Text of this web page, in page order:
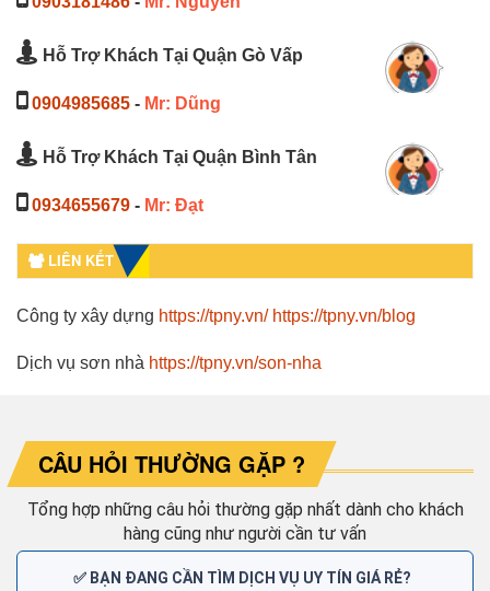
Hỗ Trợ Khách Tại Quận Gò Vấp
0904985685 - Mr: Dũng
Hỗ Trợ Khách Tại Quận Bình Tân
0934655679 - Mr: Đạt
LIÊN KẾT
Công ty xây dựng https://tpny.vn/ https://tpny.vn/blog
Dịch vụ sơn nhà https://tpny.vn/son-nha
CÂU HỎI THƯỜNG GẶP ?
Tổng hợp những câu hỏi thường gặp nhất dành cho khách
hàng cũng như người cần tư vấn
✅ BẠN ĐANG CẦN TÌM DỊCH VỤ UY TÍN GIÁ RẺ?